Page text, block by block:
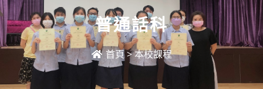
普通話科
首頁>本校課程